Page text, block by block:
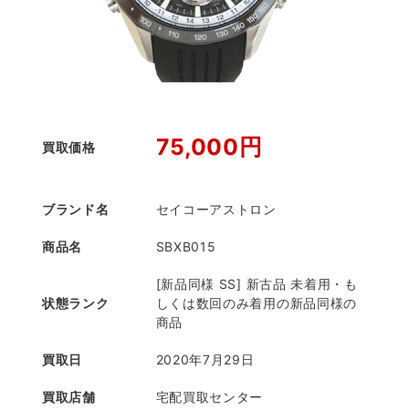
買取価格 75,000円
ブランド名 セイコーアストロン
商品名 SBXB015
状態ランク
[新品同様 SS] 新古品 未着用・も
しくは数回のみ着用の新品同様の
商品
買取日 2020年7月29日
買取店舗 宅配買取センター